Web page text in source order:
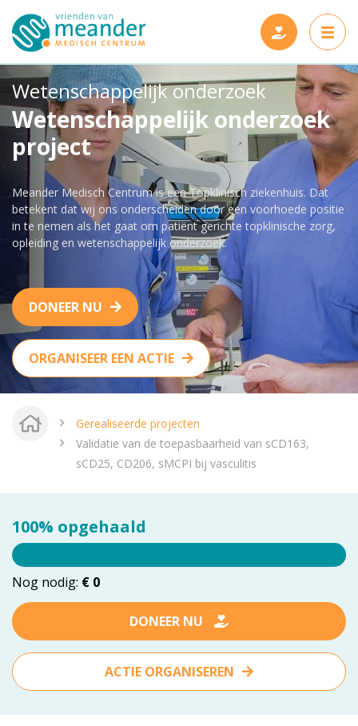
Projecten
Nieuwe projecten
Gerealiseerde projecten
Steun ons
Wie zijn wij
Onze vrienden
Contact
vrienden@meandermc.nl
033 - 850 2014
Wetenschappelijk onderzoek
Wetenschappelijk onderzoek
project
Meander Medisch Centrum is een Topklinisch ziekenhuis. Dat
betekent dat wij ons onderscheiden door een voorhoede positie
in te nemen als het gaat om patiënt gerichte topklinische zorg,
opleiding en wetenschappelijk onderzoek.
DONEER NU
ORGANISEER EEN ACTIE
Gerealiseerde projecten
Validatie van de toepasbaarheid van sCD163,
sCD25, CD206, sMCPI bij vasculitis
DONEER NU
ACTIE ORGANISEREN
100% opgehaald
Nog nodig: € 0